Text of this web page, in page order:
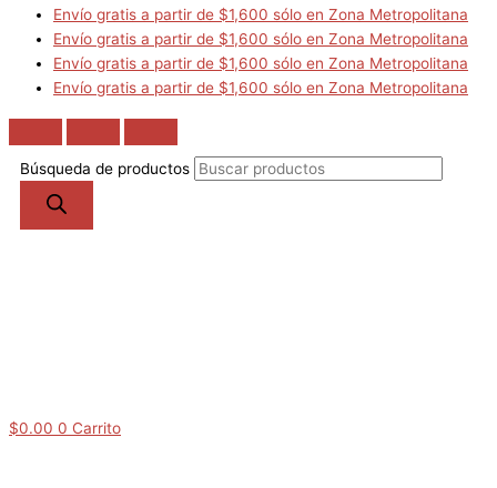
Envío gratis a partir de $1,600 sólo en Zona Metropolitana
Envío gratis a partir de $1,600 sólo en Zona Metropolitana
Envío gratis a partir de $1,600 sólo en Zona Metropolitana
Envío gratis a partir de $1,600 sólo en Zona Metropolitana
Búsqueda de productos
$0.00 0 Carrito